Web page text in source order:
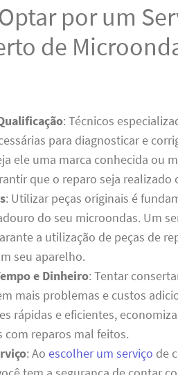
por um
de
: Técnicos
para diagnosticar e
ele uma marca conhecida ou
que o reparo seja
: Utilizar peças originais é
do seu microondas. Um
a utilização de peças de
seu aparelho.
e Dinheiro: Tentar
mais problemas e custos
rápidas e eficientes,
com reparos mal feitos.
: Ao escolher um serviço de